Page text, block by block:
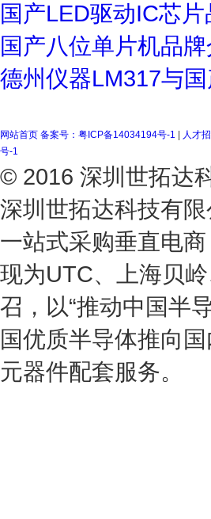
国产LED驱动IC芯
国产八位单片机品牌
德州仪器LM317与
网站首页 备案号：粤ICP备14034194号-1 人才
号-1
© 2016 深圳世拓达
深圳世拓达科技有
一站式采购垂直电
现为UTC、上海贝
召，以“推动中国半
国优质半导体推向
元器件配套服务。